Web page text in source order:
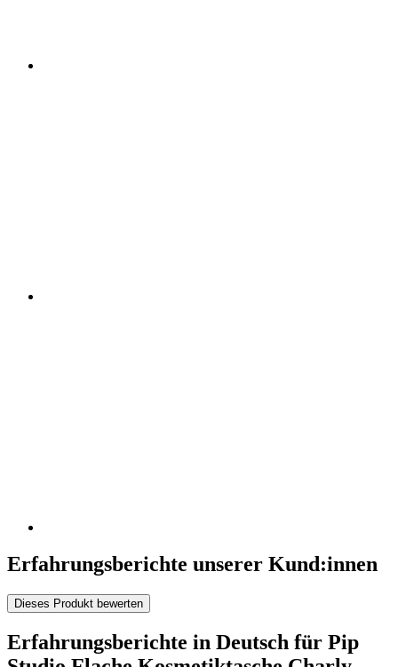
Erfahrungsberichte unserer Kund:innen
Dieses Produkt bewerten
Erfahrungsberichte in Deutsch für Pip